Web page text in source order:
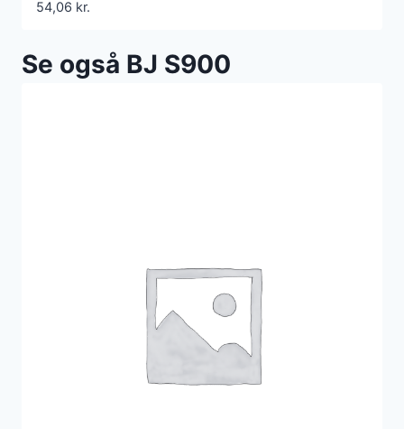
54,06 kr.
Se også BJ S900